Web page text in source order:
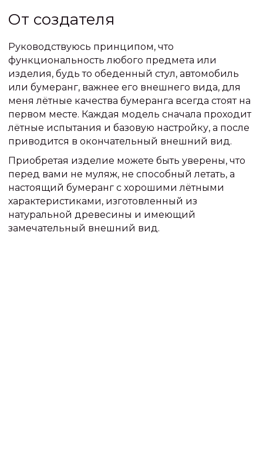
От создателя
Руководствуюсь принципом, что
функциональность любого предмета или
изделия, будь то обеденный стул, автомобиль
или бумеранг, важнее его внешнего вида, для
меня лётные качества бумеранга всегда стоят на
первом месте. Каждая модель сначала проходит
лётные испытания и базовую настройку, а после
приводится в окончательный внешний вид.
Приобретая изделие можете быть уверены, что
перед вами не муляж, не способный летать, а
настоящий бумеранг с хорошими лётными
характеристиками, изготовленный из
натуральной древесины и имеющий
замечательный внешний вид.